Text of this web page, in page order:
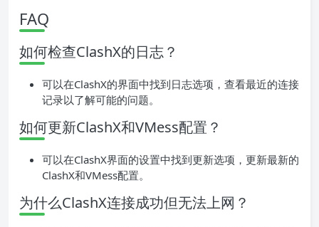
FAQ
如何检查ClashX的日志？
可以在ClashX的界面中找到日志选项，查看最近的连接
记录以了解可能的问题。
如何更新ClashX和VMess配置？
可以在ClashX界面的设置中找到更新选项，更新最新的
ClashX和VMess配置。
为什么ClashX连接成功但无法上网？